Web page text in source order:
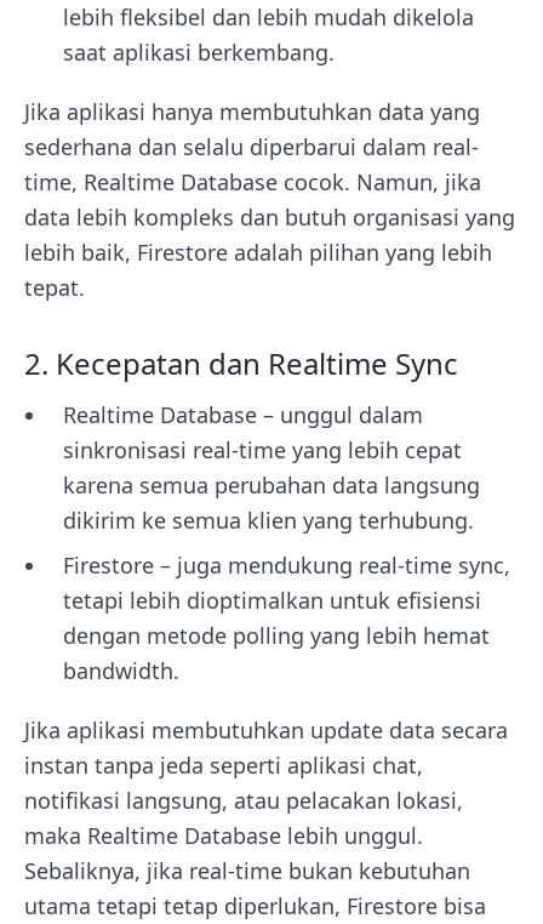
lebih fleksibel dan lebih mudah dikelola
saat aplikasi berkembang.
Jika aplikasi hanya membutuhkan data yang
sederhana dan selalu diperbarui dalam real-
time, Realtime Database cocok. Namun, jika
data lebih kompleks dan butuh organisasi yang
lebih baik, Firestore adalah pilihan yang lebih
tepat.
2. Kecepatan dan Realtime Sync
Realtime Database – unggul dalam
sinkronisasi real-time yang lebih cepat
karena semua perubahan data langsung
dikirim ke semua klien yang terhubung.
Firestore – juga mendukung real-time sync,
tetapi lebih dioptimalkan untuk efisiensi
dengan metode polling yang lebih hemat
bandwidth.
Jika aplikasi membutuhkan update data secara
instan tanpa jeda seperti aplikasi chat,
notifikasi langsung, atau pelacakan lokasi,
maka Realtime Database lebih unggul.
Sebaliknya, jika real-time bukan kebutuhan
utama tetapi tetap diperlukan, Firestore bisa